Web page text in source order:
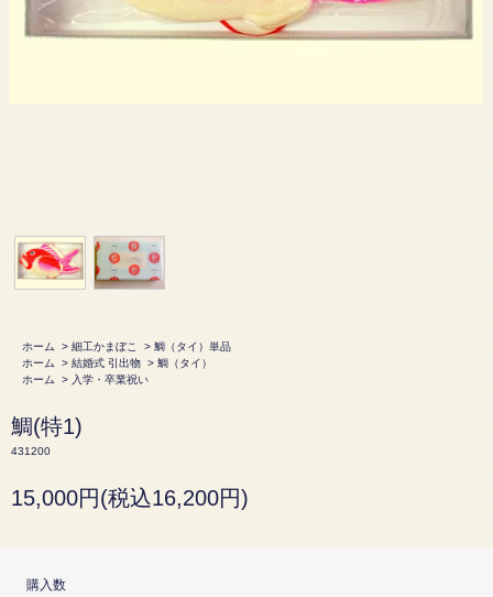
ホーム > 細工かまぼこ > 鯛（タイ）単品
ホーム
> 結婚式 引出物 > 鯛（タイ）
ホーム
> 入学・卒業祝い
鯛(特1)
431200
15,000円(税込16,200円)
購入数